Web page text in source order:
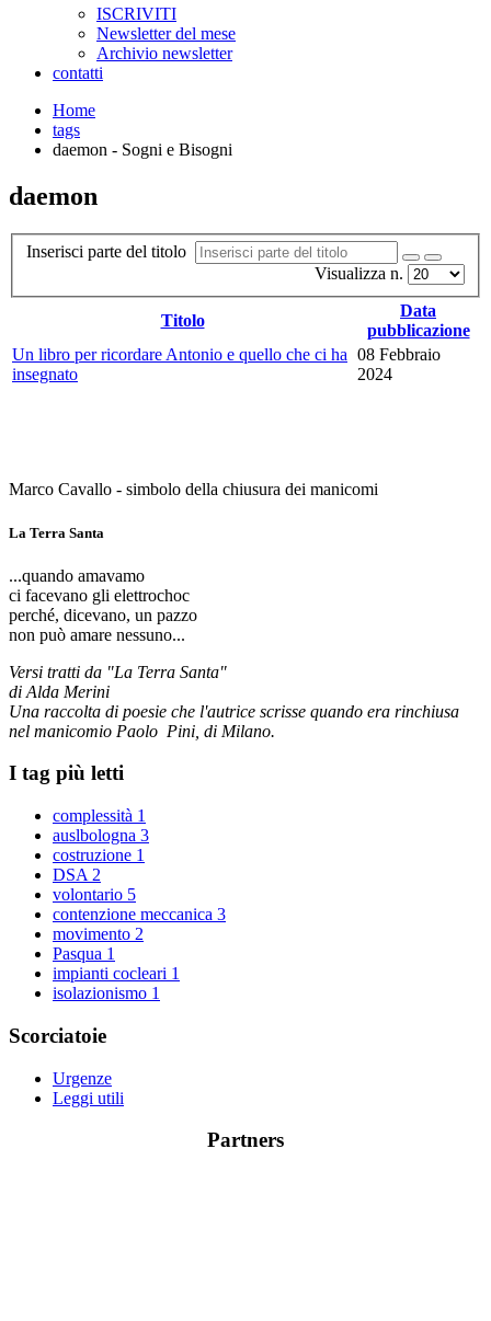
ISCRIVITI
Newsletter del mese
Archivio newsletter
contatti
Home
tags
daemon - Sogni e Bisogni
daemon
Inserisci parte del titolo
Visualizza n.
Titolo
Data
pubblicazione
Un libro per ricordare Antonio e quello che ci ha
insegnato
08 Febbraio
2024
Marco Cavallo - simbolo della chiusura dei manicomi
La Terra Santa
...quando amavamo
ci facevano gli elettrochoc
perché, dicevano, un pazzo
non può amare nessuno...
Versi tratti da "La Terra Santa"
di Alda Merini
Una raccolta di poesie che l'autrice scrisse quando era rinchiusa
nel manicomio Paolo Pini, di Milano.
I tag più letti
complessità 1
auslbologna 3
costruzione 1
DSA 2
volontario 5
contenzione meccanica 3
movimento 2
Pasqua 1
impianti cocleari 1
isolazionismo 1
Scorciatoie
Urgenze
Leggi utili
Partners